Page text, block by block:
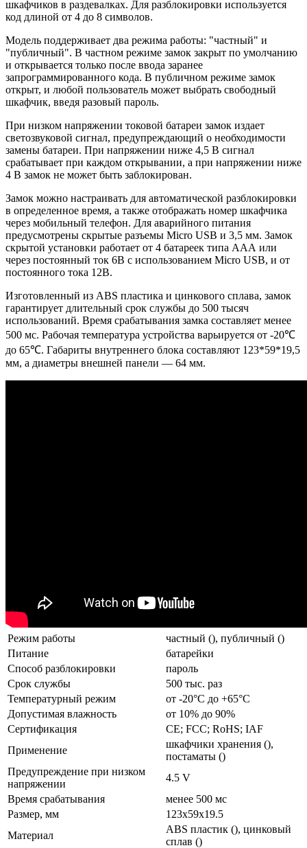
шкафчиков в раздевалках. Для разблокировки используется
код длиной от 4 до 8 символов.
Модель поддерживает два режима работы: "частный" и
"публичный". В частном режиме замок закрыт по умолчанию
и открывается только после ввода заранее
запрограммированного кода. В публичном режиме замок
открыт, и любой пользователь может выбрать свободный
шкафчик, введя разовый пароль.
При низком напряжении токовой батареи замок издает
светозвуковой сигнал, предупреждающий о необходимости
замены батареи. При напряжении ниже 4,5 В сигнал
срабатывает при каждом открывании, а при напряжении ниже
4 В замок не может быть заблокирован.
Замок можно настраивать для автоматической разблокировки
в определенное время, а также отображать номер шкафчика
через мобильный телефон. Для аварийного питания
предусмотрены скрытые разъемы Micro USB и 3,5 мм. Замок
скрытой установки работает от 4 батареек типа ААА или
через постоянный ток 6В с использованием Micro USB, и от
постоянного тока 12В.
Изготовленный из ABS пластика и цинкового сплава, замок
гарантирует длительный срок службы до 500 тысяч
использований. Время срабатывания замка составляет менее
500 мс. Рабочая температура устройства варьируется от -20℃
до 65℃. Габариты внутреннего блока составляют 123*59*19,5
мм, а диаметры внешней панели — 64 мм.
Режим работы
частный (), публичный ()
Питание
батарейки
Способ разблокировки
пароль
Срок службы
500 тыс. раз
Температурный режим
от -20°C до +65°C
Допустимая влажность
от 10% до 90%
Сертификация
CE; FCC; RoHS; IAF
Применение
шкафчики хранения (),
постаматы ()
Предупреждение при низком
напряжении
4.5 V
Время срабатывания
менее 500 мс
Размер, мм
123x59x19.5
Материал
ABS пластик (), цинковый
сплав ()